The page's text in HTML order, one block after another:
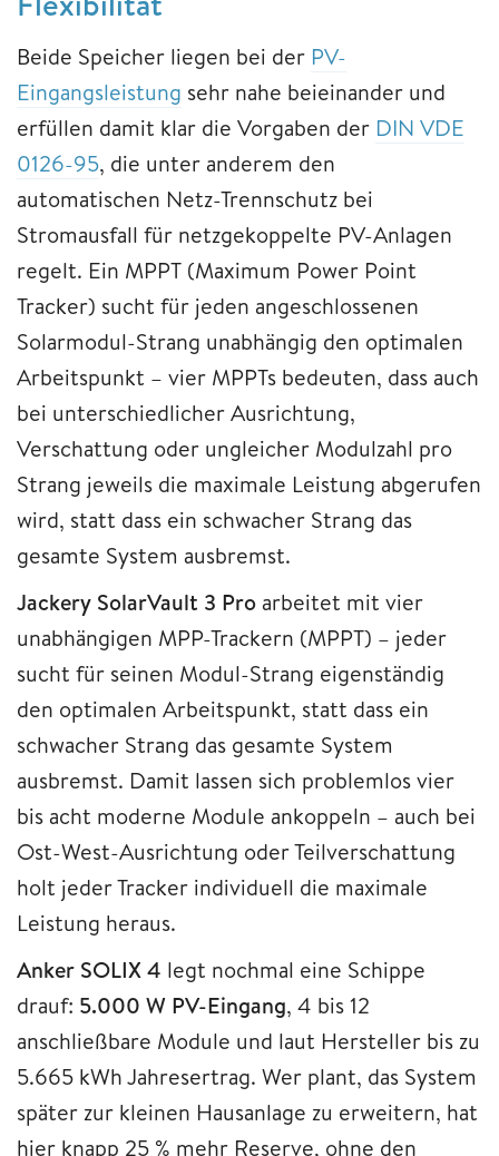
Beide Speicher liegen bei der PV-
Eingangsleistung sehr nahe beieinander und
erfüllen damit klar die Vorgaben der DIN VDE
0126-95, die unter anderem den
automatischen Netz-Trennschutz bei
Stromausfall für netzgekoppelte PV-Anlagen
regelt. Ein MPPT (Maximum Power Point
Tracker) sucht für jeden angeschlossenen
Solarmodul-Strang unabhängig den optimalen
Arbeitspunkt – vier MPPTs bedeuten, dass auch
bei unterschiedlicher Ausrichtung,
Verschattung oder ungleicher Modulzahl pro
Strang jeweils die maximale Leistung abgerufen
wird, statt dass ein schwacher Strang das
gesamte System ausbremst.
Jackery SolarVault 3 Pro arbeitet mit vier
unabhängigen MPP-Trackern (MPPT) – jeder
sucht für seinen Modul-Strang eigenständig
den optimalen Arbeitspunkt, statt dass ein
schwacher Strang das gesamte System
ausbremst. Damit lassen sich problemlos vier
bis acht moderne Module ankoppeln – auch bei
Ost-West-Ausrichtung oder Teilverschattung
holt jeder Tracker individuell die maximale
Leistung heraus.
Anker SOLIX 4 legt nochmal eine Schippe
drauf: 5.000 W PV-Eingang, 4 bis 12
anschließbare Module und laut Hersteller bis zu
5.665 kWh Jahresertrag. Wer plant, das System
später zur kleinen Hausanlage zu erweitern, hat
hier knapp 25 % mehr Reserve, ohne den